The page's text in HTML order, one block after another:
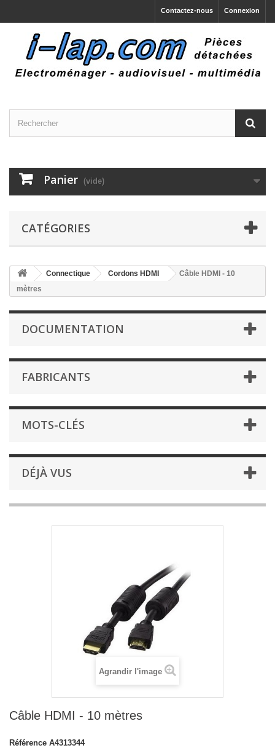
Connexion
Contactez-nous
Panier (vide)
CATÉGORIES
Connectique Cordons HDMI
Câble HDMI - 10
mètres
DOCUMENTATION
FABRICANTS
MOTS-CLÉS
DÉJÀ VUS
Agrandir l'image
Câble HDMI - 10 mètres
Référence A4313344